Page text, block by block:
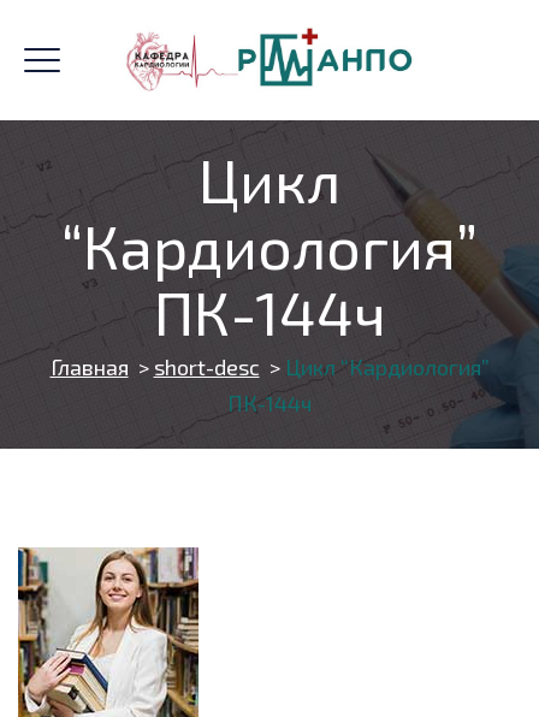
Цикл
“Кардиология”
ПК-144ч
Главная > short-desc > Цикл “Кардиология”
ПК-144ч